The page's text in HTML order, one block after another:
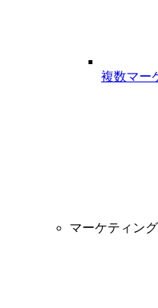
複数マー
マーケティン